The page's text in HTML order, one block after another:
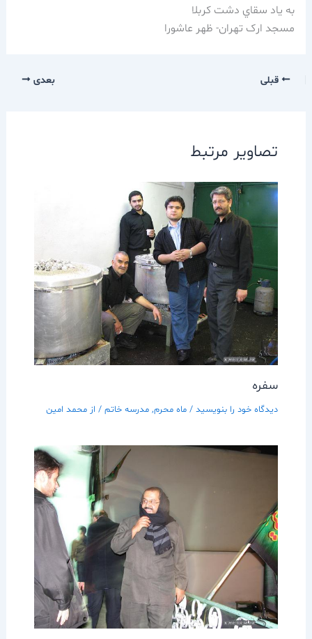
به ياد سقاي دشت کربلا
مسجد ارک تهران- ظهر عاشورا
قبلی بعدی
تصاویر مرتبط
سفره
دیدگاه‌ خود را بنویسید / ماه محرم, مدرسه خاتم/ از محمد امین